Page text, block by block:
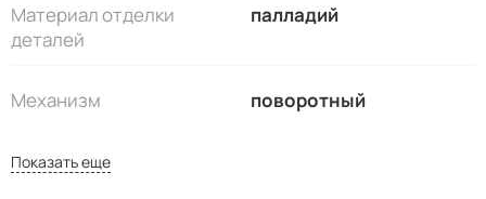
Материал отделки
деталей
палладий
Механизм поворотный
Показать еще